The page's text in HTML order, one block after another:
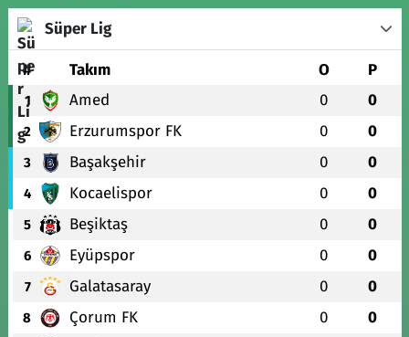
Süper Lig
# Takım O P
1 Amed 0 0
2 Erzurumspor FK 0 0
3 Başakşehir 0 0
4 Kocaelispor 0 0
5 Beşiktaş 0 0
6 Eyüpspor 0 0
7 Galatasaray 0 0
8 Çorum FK 0 0